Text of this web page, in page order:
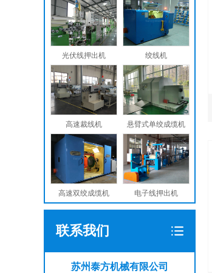
光伏线押出机 绞线机
高速裁线机 悬臂式单绞成缆机
高速双绞成缆机 电子线押出机
联系我们
苏州泰方机械有限公司